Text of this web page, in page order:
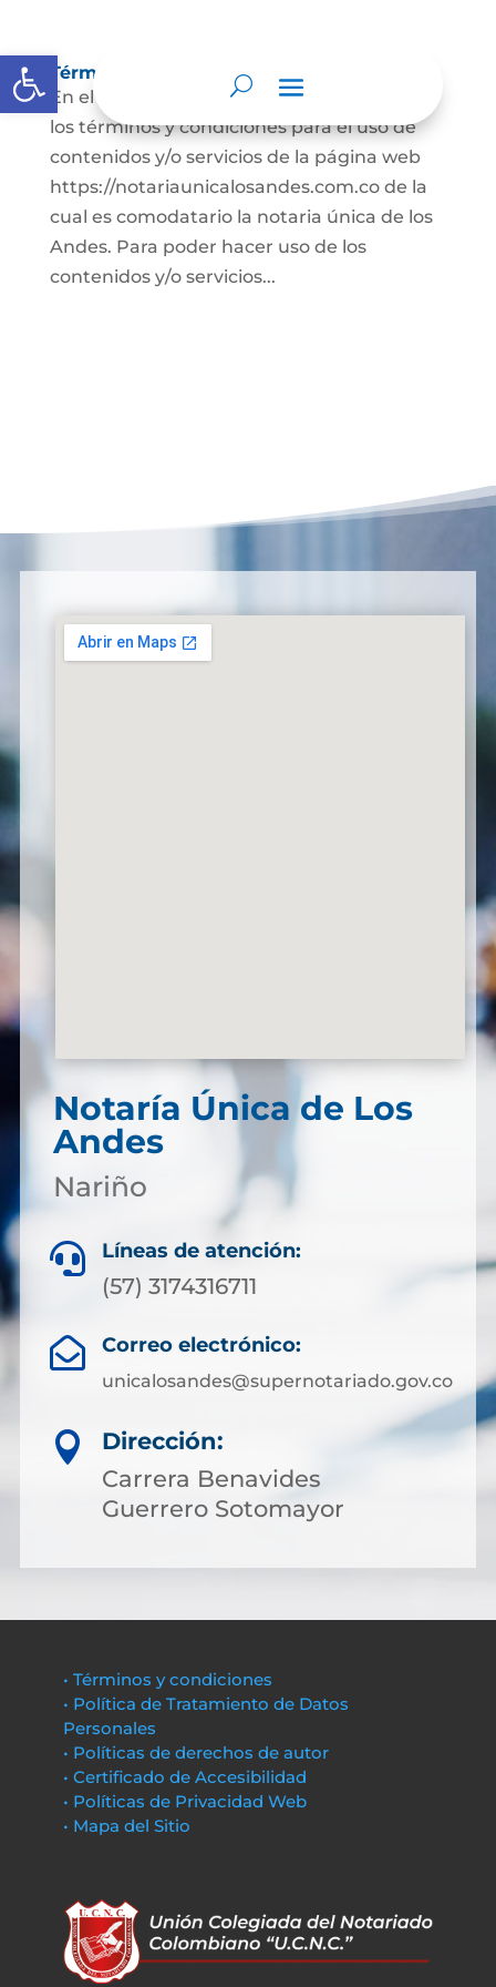
Abrir barra de herramientas
Términos y condiciones
En el presente documento se establecen
los términos y condiciones para el uso de
contenidos y/o servicios de la página web
https://notariaunicalosandes.com.co de la
cual es comodatario la notaria única de los
Andes. Para poder hacer uso de los
contenidos y/o servicios...
Notaría Única de Los
Andes
Nariño
 Líneas de atención:
(57) 3174316711
 Correo electrónico:
unicalosandes@supernotariado.gov.co

Dirección:
Carrera Benavides
Guerrero Sotomayor
• Términos y condiciones
• Política de Tratamiento de Datos
Personales
• Políticas de derechos de autor
• Certificado de Accesibilidad
• Políticas de Privacidad Web
• Mapa del Sitio